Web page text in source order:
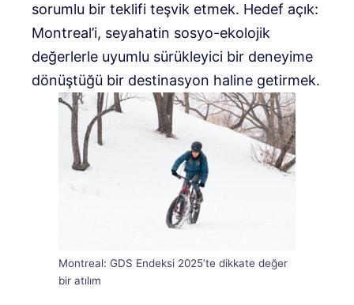
sorumlu bir teklifi teşvik etmek. Hedef açık:
Montreal’i, seyahatin sosyo-ekolojik
değerlerle uyumlu sürükleyici bir deneyime
dönüştüğü bir destinasyon haline getirmek.
Montreal: GDS Endeksi 2025’te dikkate değer
bir atılım